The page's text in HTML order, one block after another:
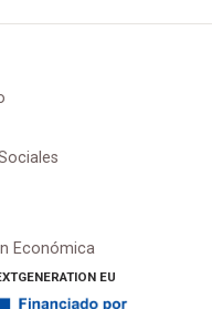
Económica
EU